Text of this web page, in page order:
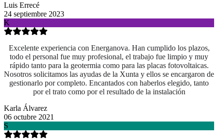
Luis Errecé
24 septiembre 2023
K
Excelente experiencia con Energanova. Han cumplido los plazos,
todo el personal fue muy profesional, el trabajo fue limpio y muy
rápido tanto para la geotermia como para las placas fotovoltaicas.
Nosotros solicitamos las ayudas de la Xunta y ellos se encargaron de
gestionarlo por completo. Encantados con haberlos elegido, tanto
por el trato como por el resultado de la instalación
Karla Álvarez
06 octubre 2021
S